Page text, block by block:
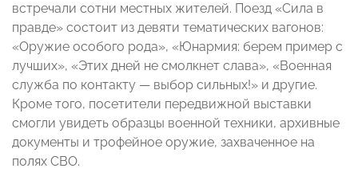
встречали сотни местных жителей. Поезд «Сила в
правде» состоит из девяти тематических вагонов:
«Оружие особого рода», «Юнармия: берем пример с
лучших», «Этих дней не смолкнет слава», «Военная
служба по контакту — выбор сильных!» и другие.
Кроме того, посетители передвижной выставки
смогли увидеть образцы военной техники, архивные
документы и трофейное оружие, захваченное на
полях СВО.